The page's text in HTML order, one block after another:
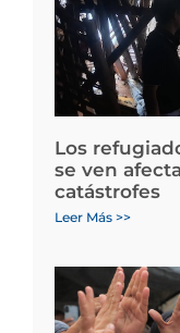
Los
se ven
catástrofes
Leer Más >>